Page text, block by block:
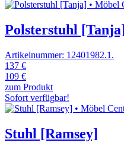
Polsterstuhl [Tanja]
Artikelnummer: 12401982.1.
137 €
109 €
zum Produkt
Sofort verfügbar!
Stuhl [Ramsey]